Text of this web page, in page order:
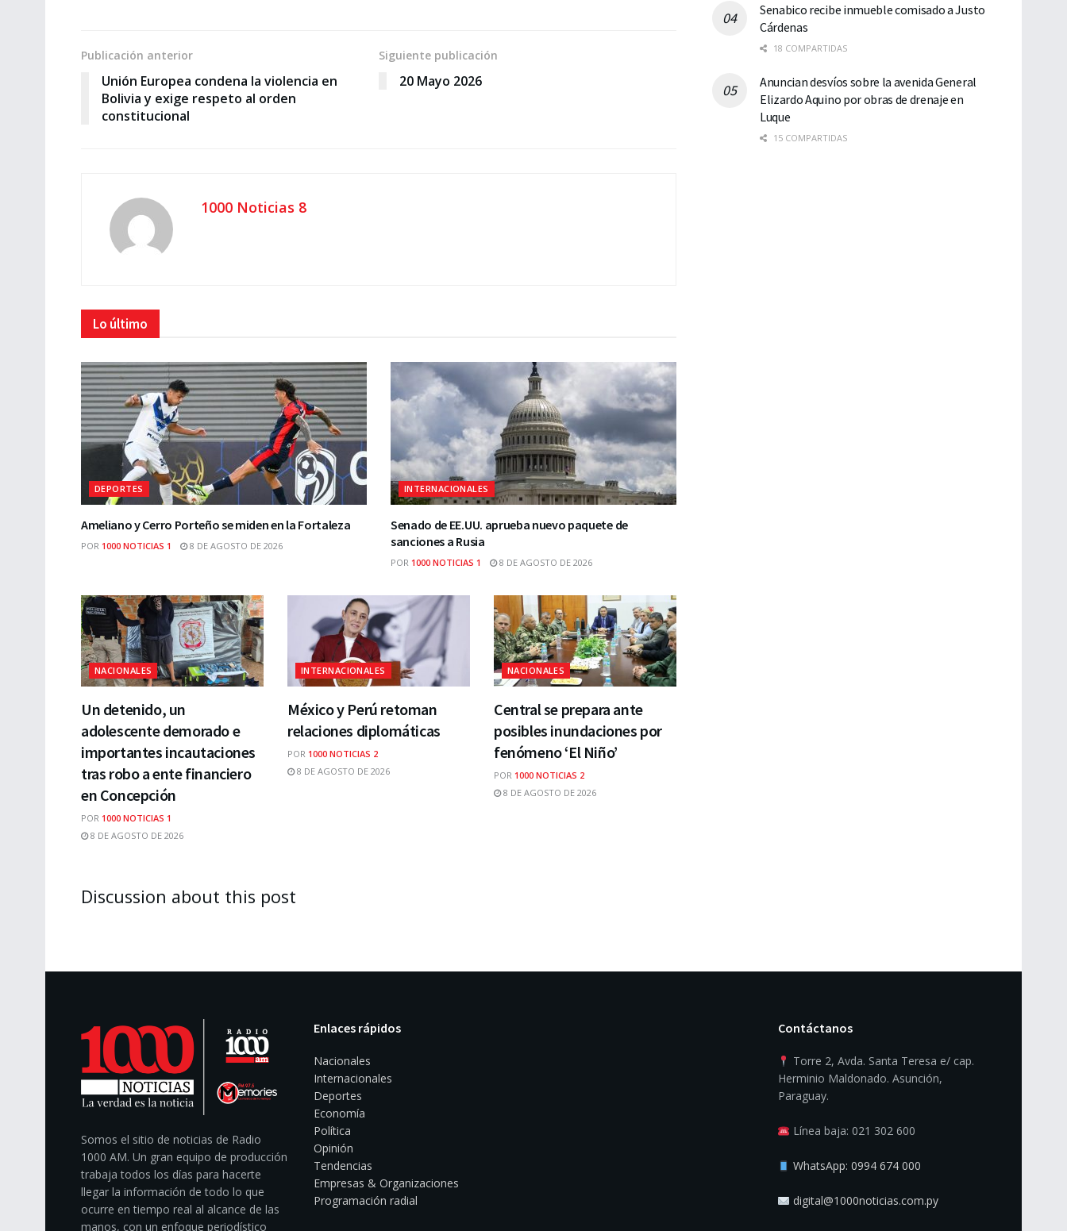
Publicación anterior
Unión Europea condena la violencia en
Bolivia y exige respeto al orden
constitucional
Siguiente publicación
20 Mayo 2026
1000 Noticias 8
Lo último
DEPORTES
Ameliano y Cerro Porteño se miden en la Fortaleza
POR 1000 NOTICIAS 1 8 DE AGOSTO DE 2026
INTERNACIONALES
Senado de EE.UU. aprueba nuevo paquete de
sanciones a Rusia
POR 1000 NOTICIAS 1 8 DE AGOSTO DE 2026
NACIONALES
Un detenido, un
adolescente demorado e
importantes incautaciones
tras robo a ente financiero
en Concepción
POR 1000 NOTICIAS 1
8 DE AGOSTO DE 2026
INTERNACIONALES
México y Perú retoman
relaciones diplomáticas
POR 1000 NOTICIAS 2
8 DE AGOSTO DE 2026
NACIONALES
Central se prepara ante
posibles inundaciones por
fenómeno ‘El Niño’
POR 1000 NOTICIAS 2
8 DE AGOSTO DE 2026
Discussion about this post
Senabico recibe inmueble comisado a Justo
Cárdenas
18 COMPARTIDAS
Anuncian desvíos sobre la avenida General
Elizardo Aquino por obras de drenaje en
Luque
15 COMPARTIDAS
Somos el sitio de noticias de Radio
1000 AM. Un gran equipo de producción
trabaja todos los días para hacerte
llegar la información de todo lo que
ocurre en tiempo real al alcance de las
manos, con un enfoque periodístico
Enlaces rápidos
Nacionales
Internacionales
Deportes
Economía
Política
Opinión
Tendencias
Empresas & Organizaciones
Programación radial
Contáctanos
Torre 2, Avda. Santa Teresa e/ cap.
Herminio Maldonado. Asunción,
Paraguay.
Línea baja: 021 302 600
WhatsApp: 0994 674 000
digital@1000noticias.com.py